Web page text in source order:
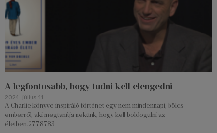
A legfontosabb, hogy tudni kell elengedni
2024. július 11.
A Charlie könyve inspiráló történet egy nem mindennapi, bölcs
emberről, aki megtanítja nekünk, hogy kell boldogulni az
életben.2778783